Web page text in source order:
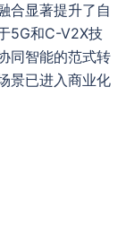
合显著提升了自
5G和C-V2X技
同智能的范式转
景已进入商业化